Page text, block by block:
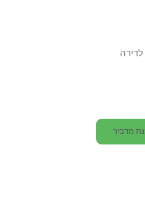
מדביר